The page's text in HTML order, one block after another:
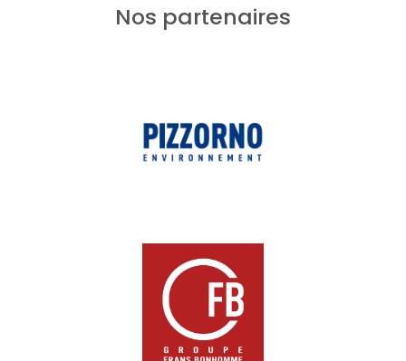
Nos partenaires